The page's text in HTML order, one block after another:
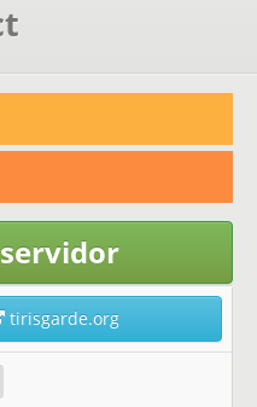
tirisgarde.org